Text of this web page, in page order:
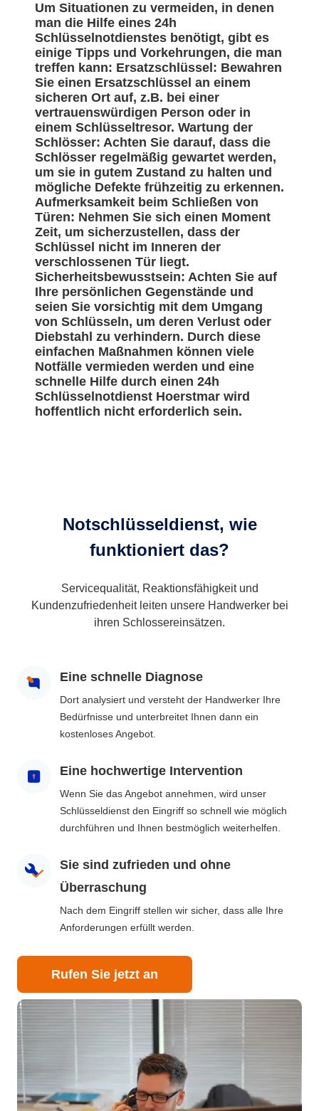
Um Situationen zu vermeiden, in denen
man die Hilfe eines 24h
Schlüsselnotdienstes benötigt, gibt es
einige Tipps und Vorkehrungen, die man
treffen kann: Ersatzschlüssel: Bewahren
Sie einen Ersatzschlüssel an einem
sicheren Ort auf, z.B. bei einer
vertrauenswürdigen Person oder in
einem Schlüsseltresor. Wartung der
Schlösser: Achten Sie darauf, dass die
Schlösser regelmäßig gewartet werden,
um sie in gutem Zustand zu halten und
mögliche Defekte frühzeitig zu erkennen.
Aufmerksamkeit beim Schließen von
Türen: Nehmen Sie sich einen Moment
Zeit, um sicherzustellen, dass der
Schlüssel nicht im Inneren der
verschlossenen Tür liegt.
Sicherheitsbewusstsein: Achten Sie auf
Ihre persönlichen Gegenstände und
seien Sie vorsichtig mit dem Umgang
von Schlüsseln, um deren Verlust oder
Diebstahl zu verhindern. Durch diese
einfachen Maßnahmen können viele
Notfälle vermieden werden und eine
schnelle Hilfe durch einen 24h
Schlüsselnotdienst Hoerstmar wird
hoffentlich nicht erforderlich sein.
Notschlüsseldienst, wie
funktioniert das?
Servicequalität, Reaktionsfähigkeit und
Kundenzufriedenheit leiten unsere Handwerker bei
ihren Schlossereinsätzen.
Eine schnelle Diagnose
Dort analysiert und versteht der Handwerker Ihre
Bedürfnisse und unterbreitet Ihnen dann ein
kostenloses Angebot.
Eine hochwertige Intervention
Wenn Sie das Angebot annehmen, wird unser
Schlüsseldienst den Eingriff so schnell wie möglich
durchführen und Ihnen bestmöglich weiterhelfen.
Sie sind zufrieden und ohne
Überraschung
Nach dem Eingriff stellen wir sicher, dass alle Ihre
Anforderungen erfüllt werden.
Rufen Sie jetzt an